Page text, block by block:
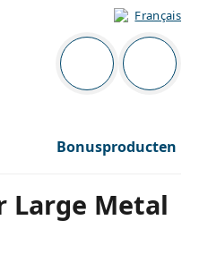
Français
Navigatie
Je bent ingelogd
Jouw
Bonusproducten
Large Metal